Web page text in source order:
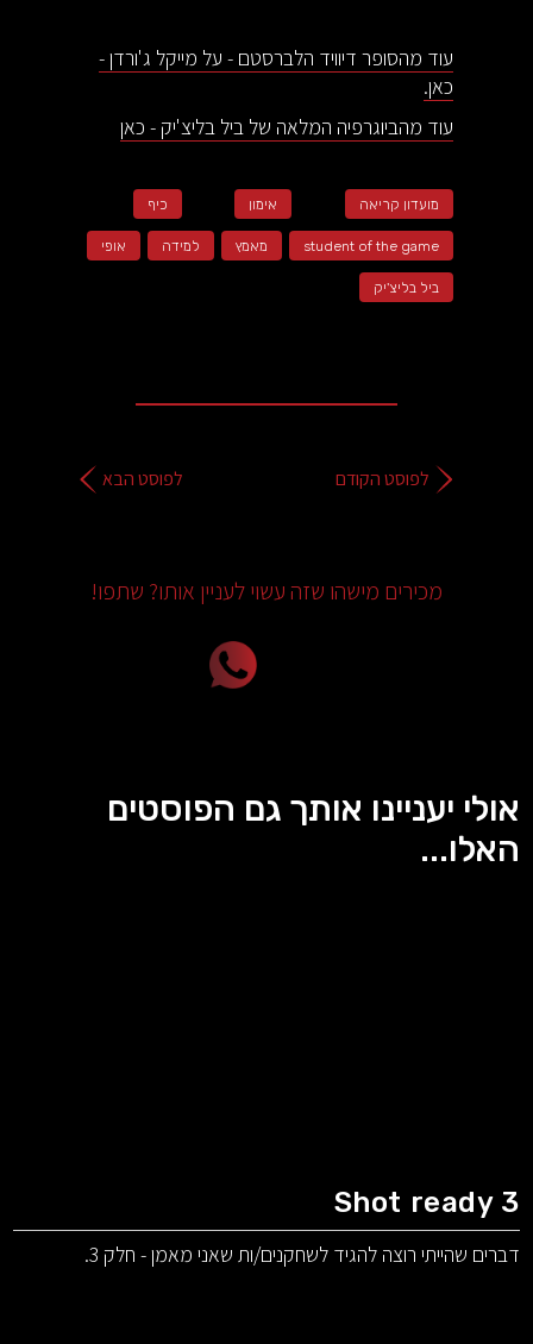
עוד מהסופר דיוויד הלברסטם - על מייקל ג'ורדן -
כאן.
עוד מהביוגרפיה המלאה של ביל בליצ'יק - כאן
מועדון קריאה אימון כיף
student of the game מאמץ למידה אופי
ביל בליצ'יק
לפוסט הקודם לפוסט הבא
מכירים מישהו שזה עשוי לעניין אותו? שתפו!
אולי יעניינו אותך גם הפוסטים
האלו...
Shot ready 3
דברים שהייתי רוצה להגיד לשחקנים/ות שאני מאמן - חלק 3.